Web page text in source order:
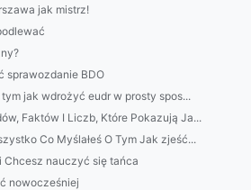
jak mistrz!
sprawozdanie BDO
jak wdrożyć eudr w prosty spos...
Faktów I Liczb, Które Pokazują Ja...
Co Myślałeś O Tym Jak zjeść...
Chcesz nauczyć się tańca
nowocześniej